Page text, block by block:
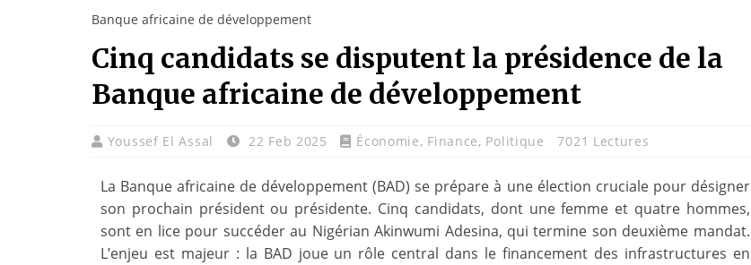
Banque africaine de développement
Cinq candidats se disputent la présidence de la
Banque africaine de développement
Youssef El Assal 22 Feb 2025 Économie, Finance, Politique 7021 Lectures
La Banque africaine de développement (BAD) se prépare à une élection cruciale pour désigner
son prochain président ou présidente. Cinq candidats, dont une femme et quatre hommes,
sont en lice pour succéder au Nigérian Akinwumi Adesina, qui termine son deuxième mandat.
L’enjeu est majeur : la BAD joue un rôle central dans le financement des infrastructures en